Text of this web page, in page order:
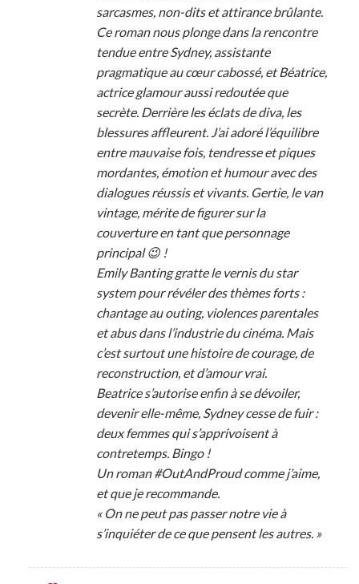
sarcasmes, non-dits et attirance brûlante.
Ce roman nous plonge dans la rencontre
tendue entre Sydney, assistante
pragmatique au cœur cabossé, et Béatrice,
actrice glamour aussi redoutée que
secrète. Derrière les éclats de diva, les
blessures affleurent. J’ai adoré l’équilibre
entre mauvaise fois, tendresse et piques
mordantes, émotion et humour avec des
dialogues réussis et vivants. Gertie, le van
vintage, mérite de figurer sur la
couverture en tant que personnage
principal 😉 !
Emily Banting gratte le vernis du star
system pour révéler des thèmes forts :
chantage au outing, violences parentales
et abus dans l’industrie du cinéma. Mais
c’est surtout une histoire de courage, de
reconstruction, et d’amour vrai.
Beatrice s’autorise enfin à se dévoiler,
devenir elle-même, Sydney cesse de fuir :
deux femmes qui s’apprivoisent à
contretemps. Bingo !
Un roman #OutAndProud comme j’aime,
et que je recommande.
« On ne peut pas passer notre vie à
s’inquiéter de ce que pensent les autres. »